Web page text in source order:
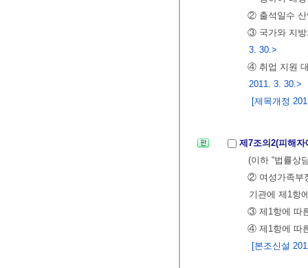
② 출석일수 산
③ 국가와 지방
3. 30.>
④ 취업 지원
2011. 3. 30.>
[제목개정
제7조의2(피해
(이하 “법률상
② 여성가족부
기관에 제1항
③ 제1항에 따
④ 제1항에 따
[본조신설